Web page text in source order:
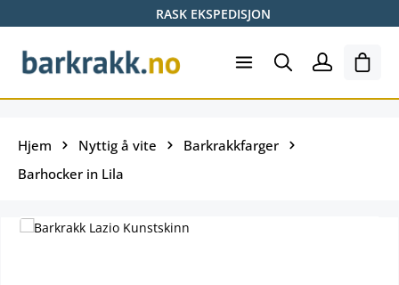
RASK EKSPEDISJON
Hjem Nyttig å vite
Barkrakkfarger
Barhocker in Lila